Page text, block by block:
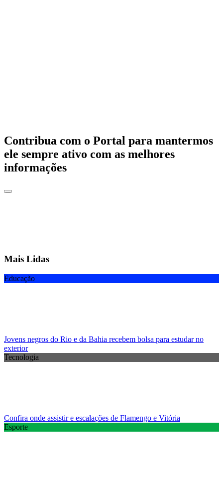
Contribua com o Portal para mantermos
ele sempre ativo com as melhores
informações
Mais Lidas
Educação
Jovens negros do Rio e da Bahia recebem bolsa para estudar no
exterior
Tecnologia
Confira onde assistir e escalações de Flamengo e Vitória
Esporte